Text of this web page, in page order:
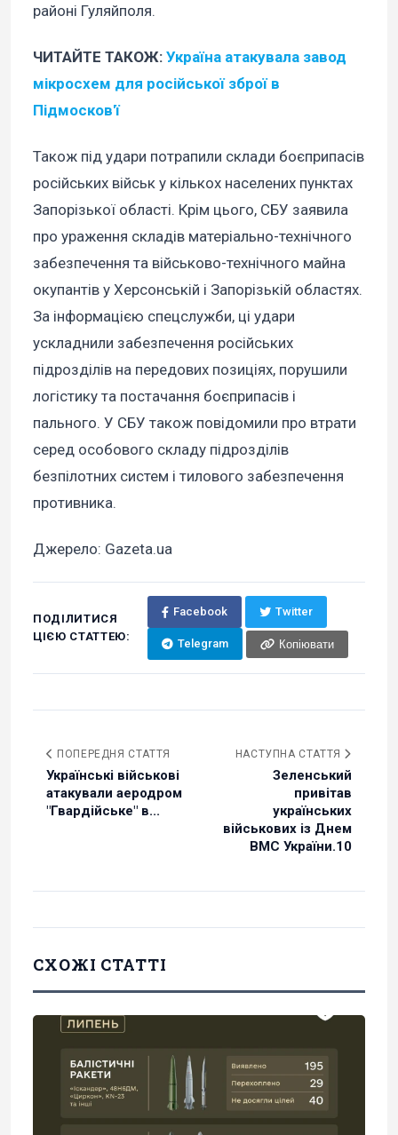
районі Гуляйполя.
ЧИТАЙТЕ ТАКОЖ: Україна атакувала завод
мікросхем для російської зброї в
Підмосков'ї
Також під удари потрапили склади боєприпасів
російських військ у кількох населених пунктах
Запорізької області. Крім цього, СБУ заявила
про ураження складів матеріально-технічного
забезпечення та військово-технічного майна
окупантів у Херсонській і Запорізькій областях.
За інформацією спецслужби, ці удари
ускладнили забезпечення російських
підрозділів на передових позиціях, порушили
логістику та постачання боєприпасів і
пального. У СБУ також повідомили про втрати
серед особового складу підрозділів
безпілотних систем і тилового забезпечення
противника.
Джерело: Gazeta.ua
ПОДІЛИТИСЯ
ЦІЄЮ СТАТТЕЮ:
Facebook Twitter
Telegram Копіювати
ПОПЕРЕДНЯ СТАТТЯ
Українські військові
атакували аеродром
"Гвардійське" в...
НАСТУПНА СТАТТЯ
Зеленський
привітав
українських
військових із Днем
ВМС України.10
СХОЖІ СТАТТІ